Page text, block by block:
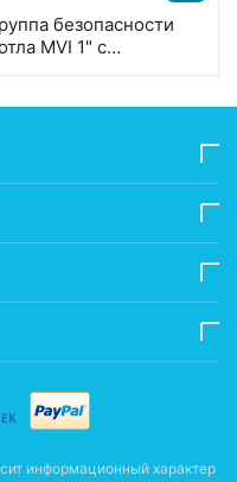
безопасности
MVI 1" с
1" PN 10
информационный характер